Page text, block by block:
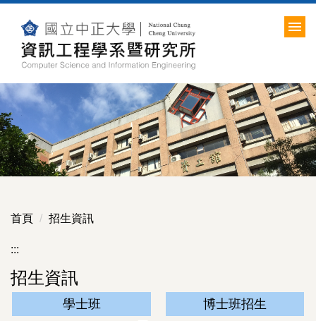
區
首頁 招生資訊
:::
招生資訊
學士班
博士班招生